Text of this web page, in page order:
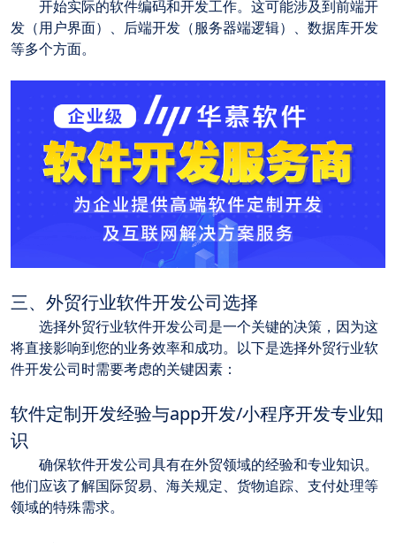
发（用户界面）、后端开发（服务器端逻辑）、数据库开发
等多个方面。
三、外贸行业软件开发公司选择
将直接影响到您的业务效率和成功。以下是选择外贸行业软
件开发公司时需要考虑的关键因素：
软件定制开发经验与app开发/小程序开发专业知
识
他们应该了解国际贸易、海关规定、货物追踪、支付处理等
领域的特殊需求。